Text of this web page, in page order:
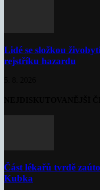
Lidé se složkou
rejstříku hazardu
Část lékařů tvrdě
Kubka